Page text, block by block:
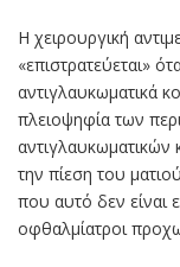
Η χειρουργική
«επιστρατεύεται»
αντιγλαυκωματικά
πλειοψηφία των
την πίεση του
που αυτό δεν είναι
οφθαλμίατροι